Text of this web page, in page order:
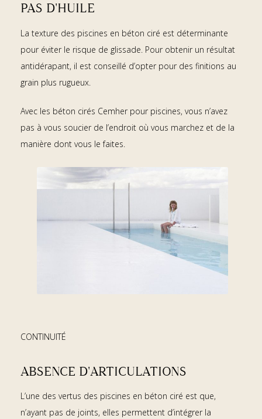
PAS D'HUILE
La texture des piscines en béton ciré est déterminante
pour éviter le risque de glissade. Pour obtenir un résultat
antidérapant, il est conseillé d’opter pour des finitions au
grain plus rugueux.
Avec les béton cirés Cemher pour piscines, vous n’avez
pas à vous soucier de l’endroit où vous marchez et de la
manière dont vous le faites.
CONTINUITÉ
ABSENCE D'ARTICULATIONS
L’une des vertus des piscines en béton ciré est que,
n’ayant pas de joints, elles permettent d’intégrer la